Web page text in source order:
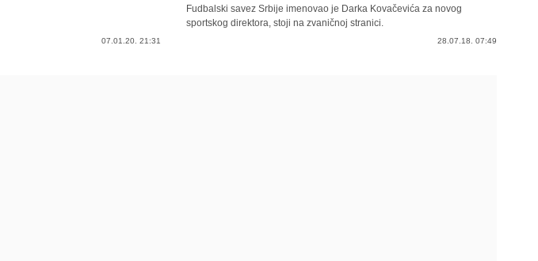
07.01.20. 21:31
Fudbalski savez Srbije imenovao je Darka Kovačevića za novog
sportskog direktora, stoji na zvaničnoj stranici.
28.07.18. 07:49